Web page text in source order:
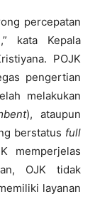
percepatan
kata Kepala
POJK
pengertian
melakukan
), ataupun
berstatus full
memperjelas
OJK tidak
layanan